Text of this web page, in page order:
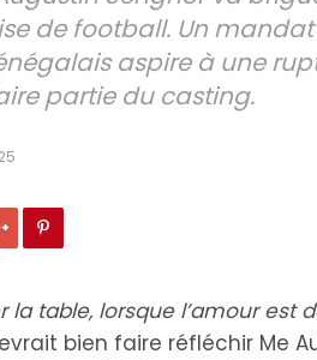
de football. Un
aspire à une
partie du casting.
la table, lorsque l’amour est
bien faire réfléchir Me